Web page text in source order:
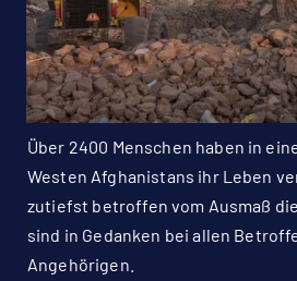
Über 2400 Menschen haben in
Westen Afghanistans ihr Leben
zutiefst betroffen vom Ausmaß
sind in Gedanken bei allen
Angehörigen.